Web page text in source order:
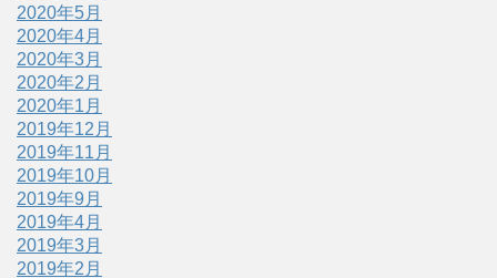
2020年5月
2020年4月
2020年3月
2020年2月
2020年1月
2019年12月
2019年11月
2019年10月
2019年9月
2019年4月
2019年3月
2019年2月